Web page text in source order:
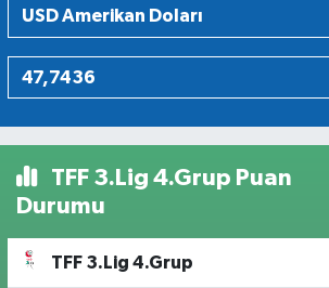
TFF 3.Lig 4.Grup Puan
Durumu
TFF 3.Lig 4.Grup